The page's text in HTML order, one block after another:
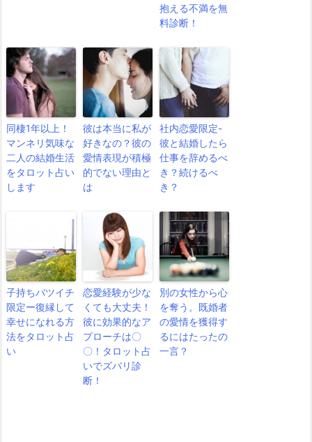
抱える不満を無
料診断！
同棲1年以上！
マンネリ気味な
二人の結婚生活
をタロット占い
します
彼は本当に私が
好きなの？彼の
愛情表現が積極
的でない理由と
は
社内恋愛限定-
彼と結婚したら
仕事を辞めるべ
き？続けるべ
き？
子持ちバツイチ
限定ー復縁して
幸せになれる方
法をタロット占
い
恋愛経験が少な
くても大丈夫！
彼に効果的なア
プローチは〇
〇！タロット占
いでズバリ診
断！
別の女性から心
を奪う。既婚者
の愛情を獲得す
るにはたったの
一言？